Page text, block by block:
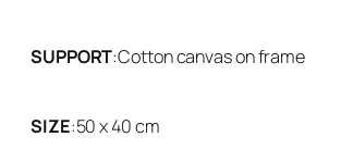
SUPPORT:Cotton canvas on frame
SIZE:50 x 40 cm